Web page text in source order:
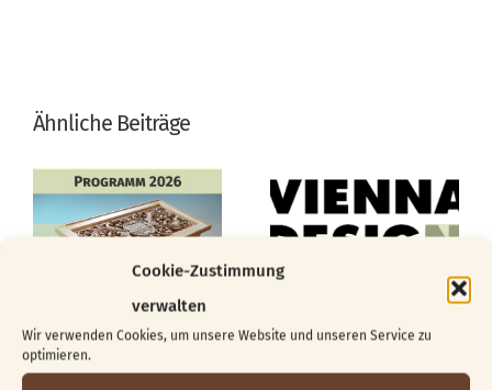
Cookie-Zustimmung
verwalten
Wir verwenden Cookies, um unsere Website und unseren Service zu
optimieren.
Ähnliche Beiträge